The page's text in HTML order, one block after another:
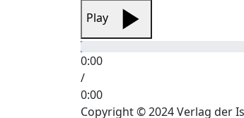
Play
0:00
/
0:00
Copyright © 2024 Verlag der